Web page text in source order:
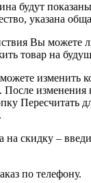
будут
указана
Вы можете
товар на
изменить
После изменения
Пересчитать
скидку –
по телефону.